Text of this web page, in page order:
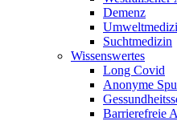
Demenz
Suchtmedizin
Wissenswertes
Long Covid
Anonyme
Barrierefreie